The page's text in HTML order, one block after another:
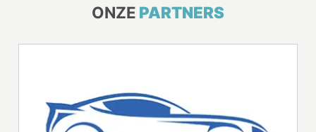
ONZE PARTNERS